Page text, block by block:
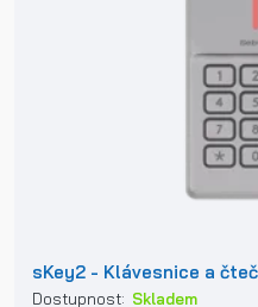
sKey2 - Klávesnice a
Dostupnost: Skladem